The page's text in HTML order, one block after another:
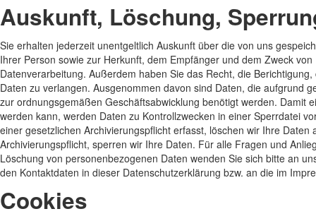
Auskunft, Löschung,
Sie erhalten jederzeit unentgeltlich Auskunft über die von uns
Ihrer Person sowie zur Herkunft, dem Empfänger und dem Zweck
Datenverarbeitung. Außerdem haben Sie das Recht, die
Daten zu verlangen. Ausgenommen davon sind Daten, die aufgrund
zur ordnungsgemäßen Geschäftsabwicklung benötigt werden. Damit
werden kann, werden Daten zu Kontrollzwecken in einer Sperrdatei
einer gesetzlichen Archivierungspflicht erfasst, löschen wir Ihre Daten
Archivierungspflicht, sperren wir Ihre Daten. Für alle Fragen und
Löschung von personenbezogenen Daten wenden Sie sich bitte an
den Kontaktdaten in dieser Datenschutzerklärung bzw. an die im
Cookies